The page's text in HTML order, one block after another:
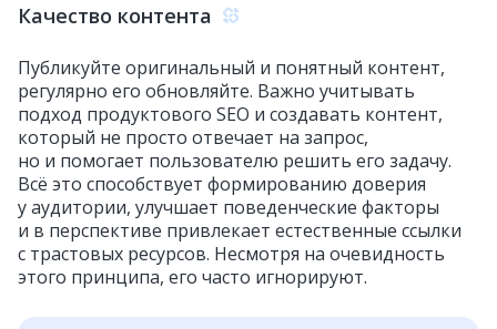
Качество контента
Публикуйте оригинальный и понятный контент,
регулярно его обновляйте. Важно учитывать
подход продуктового SEO и создавать контент,
который не просто отвечает на запрос,
но и помогает пользователю решить его задачу.
Всё это способствует формированию доверия
у аудитории, улучшает поведенческие факторы
и в перспективе привлекает естественные ссылки
с трастовых ресурсов. Несмотря на очевидность
этого принципа, его часто игнорируют.